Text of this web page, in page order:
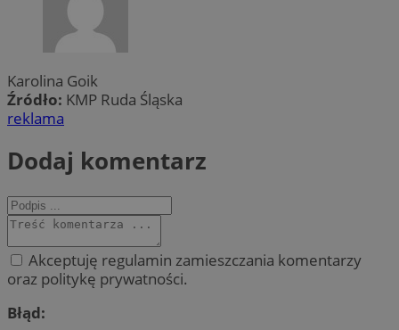
Karolina Goik
Źródło: KMP Ruda Śląska
reklama
Dodaj komentarz
Akceptuję regulamin zamieszczania komentarzy
oraz politykę prywatności.
Błąd: